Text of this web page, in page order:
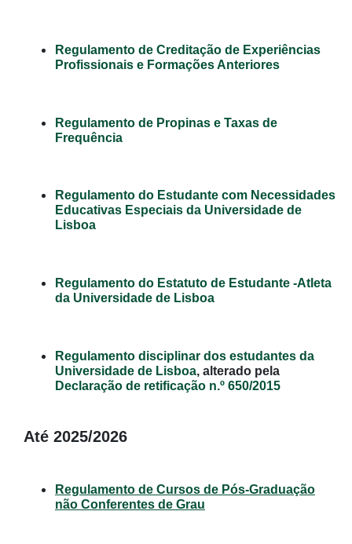
Regulamento de Creditação de Experiências
Profissionais e Formações Anteriores
Regulamento de Propinas e Taxas de
Frequência
Regulamento do Estudante com Necessidades
Educativas Especiais da Universidade de
Lisboa
Regulamento do Estatuto de Estudante -Atleta
da Universidade de Lisboa
Regulamento disciplinar dos estudantes da
Universidade de Lisboa, alterado pela
Declaração de retificação n.º 650/2015
Até 2025/2026
Regulamento de Cursos de Pós-Graduação
não Conferentes de Grau